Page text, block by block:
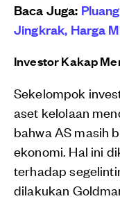
Baca Juga:
Jingkrak, Harga
Investor Kakap
Sekelompok
aset kelolaan
bahwa AS masih
ekonomi. Hal ini
terhadap
dilakukan